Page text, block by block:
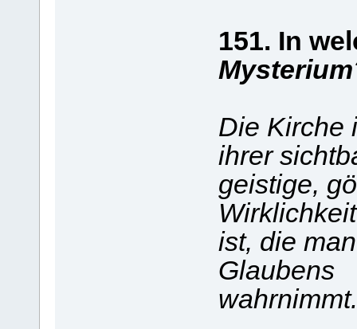
151. In
Die Kirche
ihrer
geistige,
ist, die
Glaubens
wahrnimmt.